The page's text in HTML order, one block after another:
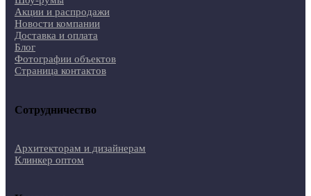
Акции и распродажи
Новости компании
Доставка и оплата
Блог
Фотографии объектов
Страница контактов
Сотрудничество
Архитекторам и дизайнерам
Клинкер оптом